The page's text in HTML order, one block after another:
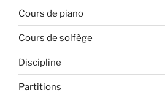
Cours de piano
Cours de solfège
Discipline
Partitions